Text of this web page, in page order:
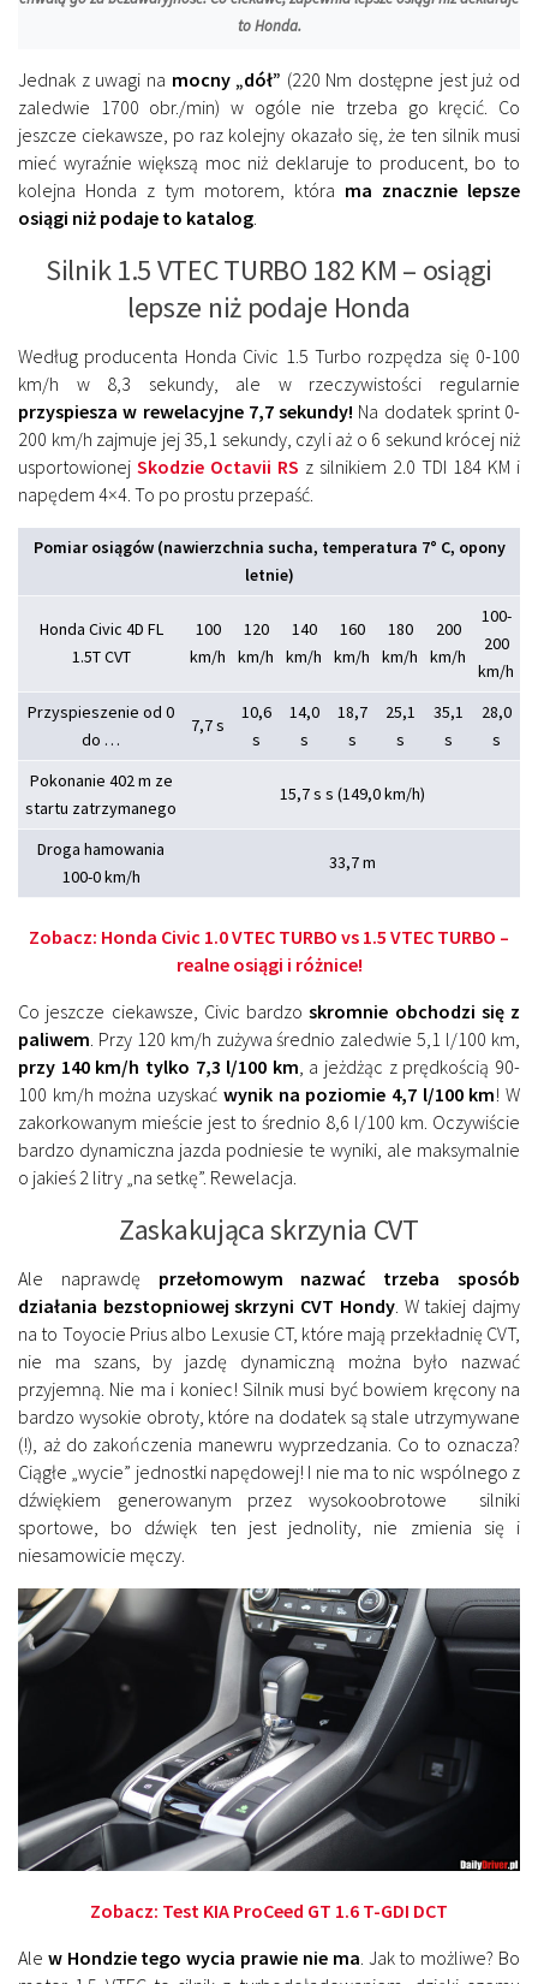
to Honda.
Jednak z uwagi na mocny „dół” (220 Nm dostępne jest już od
zaledwie 1700 obr./min) w ogóle nie trzeba go kręcić. Co
jeszcze ciekawsze, po raz kolejny okazało się, że ten silnik musi
mieć wyraźnie większą moc niż deklaruje to producent, bo to
kolejna Honda z tym motorem, która ma znacznie lepsze
osiągi niż podaje to katalog
Silnik 1.5 VTEC TURBO 182 KM – osiągi
lepsze niż podaje Honda
Według producenta Honda Civic 1.5 Turbo rozpędza się 0-100
km/h w 8,3 sekundy, ale w rzeczywistości regularnie
przyspiesza w rewelacyjne 7,7 sekundy! Na dodatek sprint 0-
200 km/h zajmuje jej 35,1 sekundy, czyli aż o 6 sekund krócej niż
usportowionej Skodzie Octavii RS z silnikiem 2.0 TDI 184 KM i
napędem 4×4. To po prostu przepaść.
Pomiar osiągów (nawierzchnia sucha, temperatura 7° C, opony
letnie)
Honda Civic 4D FL
1.5T CVT
100
km/h
120
km/h
140
km/h
160
km/h
180
km/h
200
km/h
100-
200
km/h
Przyspieszenie od 0
do …
7,7 s
10,6
s
14,0
s
18,7
s
25,1
s
35,1
s
28,0
s
Pokonanie 402 m ze
startu zatrzymanego
15,7 s s (149,0 km/h)
Droga hamowania
100-0 km/h
33,7 m
Zobacz: Honda Civic 1.0 VTEC TURBO vs 1.5 VTEC TURBO –
realne osiągi i różnice!
Co jeszcze ciekawsze, Civic bardzoskromnie obchodzi się z
paliwem . Przy 120 km/h zużywa średnio zaledwie 5,1 l/100 km,
przy 140 km/h tylko 7,3 l/100 km , a jeżdżąc z prędkością 90-
100 km/h można uzyskać wynik na poziomie 4,7 l/100 km! W
zakorkowanym mieście jest to średnio 8,6 l/100 km. Oczywiście
bardzo dynamiczna jazda podniesie te wyniki, ale maksymalnie
o jakieś 2 litry „na setkę”. Rewelacja.
Zaskakująca skrzynia CVT
Ale naprawdę przełomowym nazwać trzeba sposób
działania bezstopniowej skrzyni CVT Hondy. W takiej dajmy
na to Toyocie Prius albo Lexusie CT, które mają przekładnię CVT,
nie ma szans, by jazdę dynamiczną można było nazwać
przyjemną. Nie ma i koniec! Silnik musi być bowiem kręcony na
bardzo wysokie obroty, które na dodatek są stale utrzymywane
(!), aż do zakończenia manewru wyprzedzania. Co to oznacza?
Ciągłe „wycie” jednostki napędowej! I nie ma to nic wspólnego z
dźwiękiem generowanym przez wysokoobrotowe silniki
sportowe, bo dźwięk ten jest jednolity, nie zmienia się i
niesamowicie męczy.
Zobacz: Test KIA ProCeed GT 1.6 T-GDI DCT
Ale w Hondzie tego wycia prawie nie ma . Jak to możliwe? Bo